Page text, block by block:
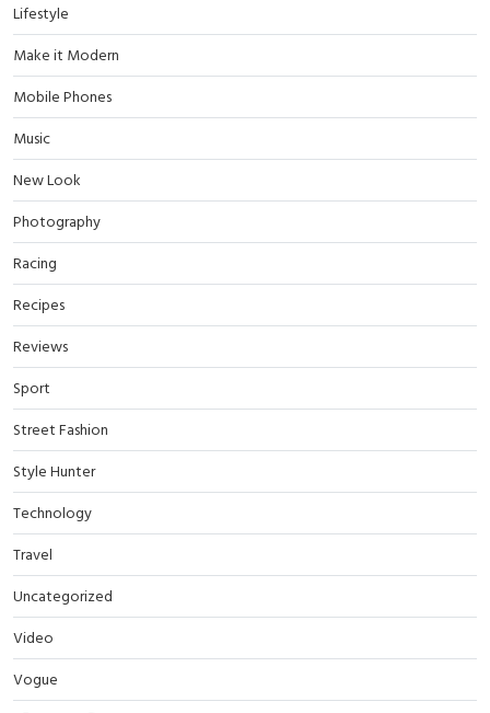
Lifestyle
Make it Modern
Mobile Phones
Music
New Look
Photography
Racing
Recipes
Reviews
Sport
Street Fashion
Style Hunter
Technology
Travel
Uncategorized
Video
Vogue